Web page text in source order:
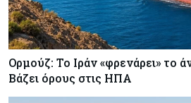
Ορμούζ: Το Ιράν «φρενάρει» το
Βάζει όρους στις ΗΠΑ